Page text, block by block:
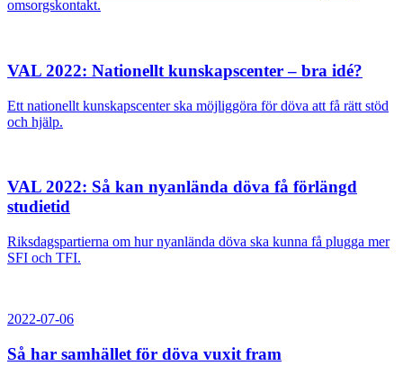
omsorgskontakt.
VAL 2022: Nationellt kunskapscenter – bra idé?
Ett nationellt kunskapscenter ska möjliggöra för döva att få rätt stöd
och hjälp.
VAL 2022: Så kan nyanlända döva få förlängd
studietid
Riksdagspartierna om hur nyanlända döva ska kunna få plugga mer
SFI och TFI.
2022-07-06
Så har samhället för döva vuxit fram